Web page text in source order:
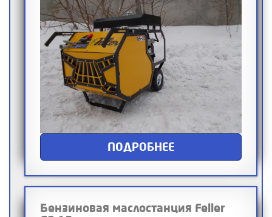
ПОДРОБНЕЕ
Бензиновая маслостанция Feller